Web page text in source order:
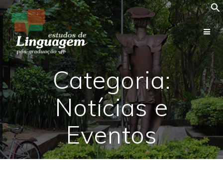
Skip
to
content
Categoria:
Notícias e
Eventos